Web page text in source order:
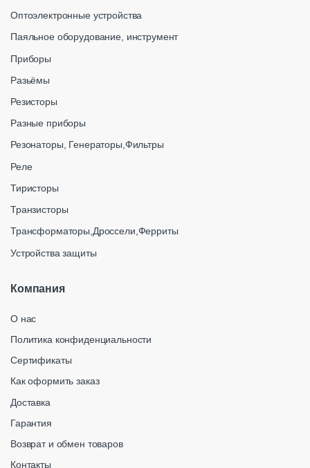
Оптоэлектронные устройства
Паяльное оборудование, инструмент
Приборы
Разьёмы
Резисторы
Разные приборы
Резонаторы, Генераторы,Фильтры
Реле
Тиристоры
Транзисторы
Трансформаторы,Дроссели,Ферриты
Устройства защиты
Компания
О нас
Политика конфиденциальности
Сертификаты
Как оформить заказ
Доставка
Гарантия
Возврат и обмен товаров
Контакты